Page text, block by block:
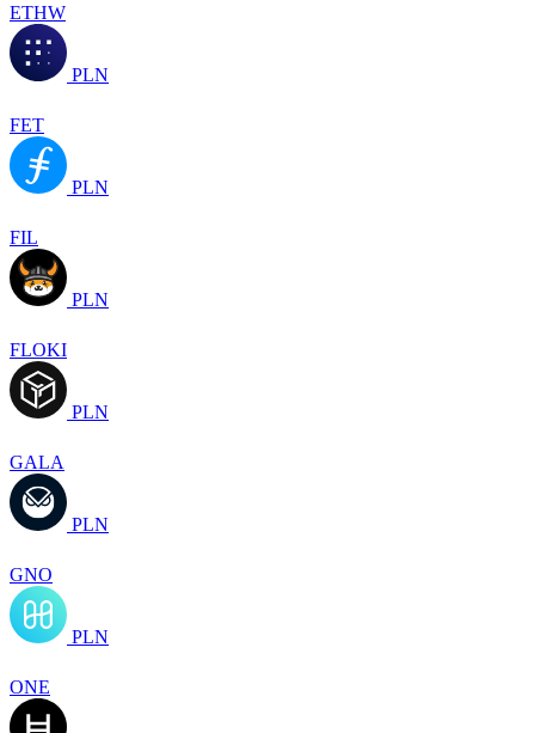
ETHW
PLN
FET
PLN
FIL
PLN
FLOKI
PLN
GALA
PLN
GNO
PLN
ONE